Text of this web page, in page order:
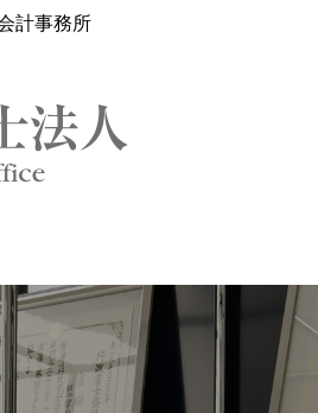
計事務所